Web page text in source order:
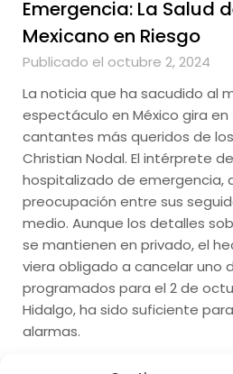
Emergencia: La Salud
Mexicano en Riesgo
Publicado el octubre 2, 2024
La noticia que ha sacudido al
espectáculo en México gira
cantantes más queridos de
Christian Nodal. El intérprete
hospitalizado de emergencia,
preocupación entre sus
medio. Aunque los detalles
se mantienen en privado, el
viera obligado a cancelar uno
programados para el 2 de
Hidalgo, ha sido suficiente
alarmas.